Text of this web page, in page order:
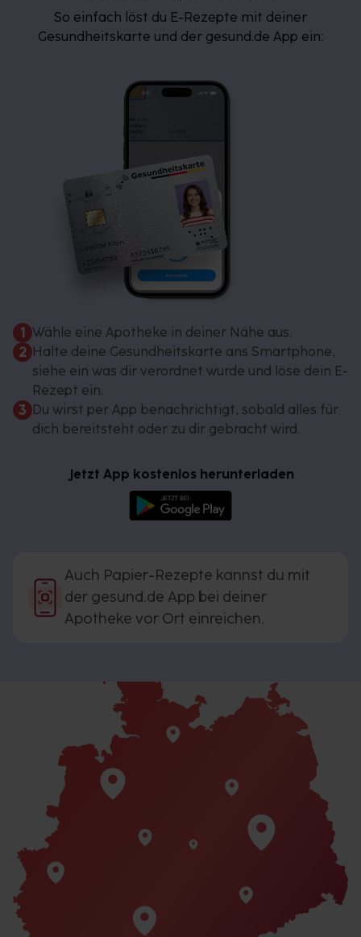
So einfach löst du E-Rezepte mit deiner
Gesundheitskarte und der gesund.de App ein:
1 Wähle eine Apotheke in deiner Nähe aus.
2 Halte deine Gesundheitskarte ans Smartphone,
siehe ein was dir verordnet wurde und löse dein E-
Rezept ein.
3 Du wirst per App benachrichtigt, sobald alles für
dich bereitsteht oder zu dir gebracht wird.
Jetzt App kostenlos herunterladen
Auch Papier-Rezepte kannst du mit
der gesund.de App bei deiner
Apotheke vor Ort einreichen.